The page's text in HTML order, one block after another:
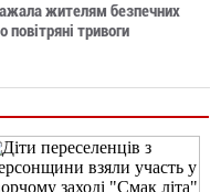
жителям безпечних
повітряні тривоги